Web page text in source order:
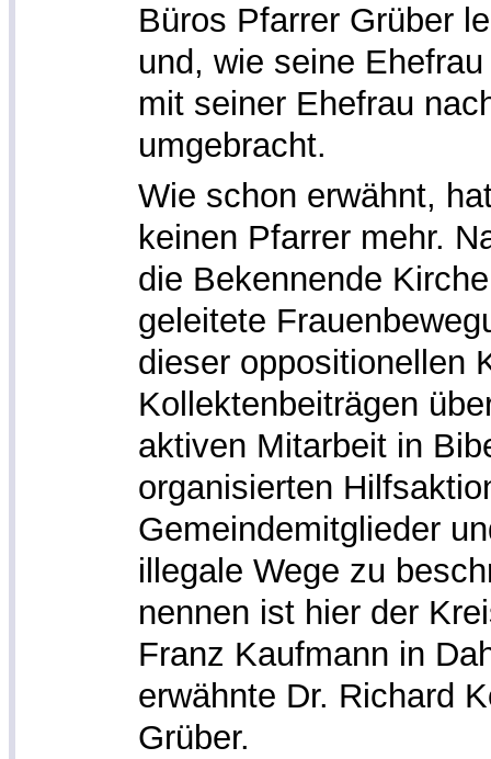
Büros Pfarrer Grüber
und, wie seine
mit seiner Ehefrau
umgebracht.
Wie schon erwähnt,
keinen Pfarrer mehr.
die Bekennende
geleitete
dieser oppositionellen
Kollektenbeiträgen
aktiven Mitarbeit in
organisierten
Gemeindemitglieder
illegale Wege zu
nennen ist hier der
Franz Kaufmann in
erwähnte Dr. Richard
Grüber.